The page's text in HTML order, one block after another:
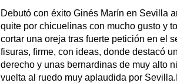
Debutó con éxito Ginés Marín en Sevilla
quite por chicuelinas con mucho gusto y
cortar una oreja tras fuerte petición en el
fisuras, firme, con ideas, donde destacó
derecho y unas bernardinas de muy alto
vuelta al ruedo muy aplaudida por